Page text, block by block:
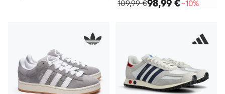
109,99 €98,99 €−10%